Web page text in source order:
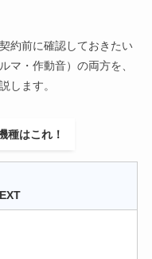
約前に確認しておきたい
マ・作動音）の両方を、
します。
種はこれ！